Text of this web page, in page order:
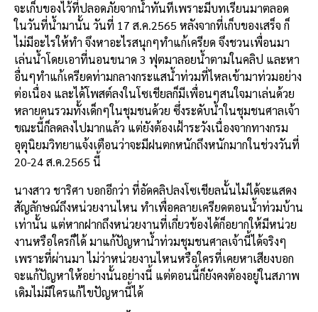
จะเก็บของไว้ที่ปลอดภัยจากน้ำทันทีเพราะมีบทเรียนมาตลอด
ในวันที่น้ำมานั้น วันที่ 17 ส.ค.2565 หลังจากที่เก็บของเสร็จ ก็
ไม่มีอะไรให้ทำ จึงหาอะไรสนุกๆทำแก้เครียด จึงชวนเพื่อนมา
เล่นน้ำโดยเอาที่นอนขนาด 3 ฟุตมาลอยน้ำตามในคลิป และหา
อื่นๆทำแก้เครียดท่ามกลางกระแสน้ำท่วมที่ไหลเข้ามาท่วมอย่าง
ต่อเนื่อง และได้โพสต์ลงในโซเชียลก็มีเพื่อนๆสนใจมาเล่นด้วย
หลายคนรวมทั้งเด็กๆในชุมชนด้วย ซึ่งระดับน้ำในชุมชนศาลเจ้า
ขณะนี้ก็ลดลงไปมากแล้ว แต่ยังต้องเฝ้าระวังเนื่องจากทางกรม
อุตุนิยมวิทยาแจ้งเตือนว่าจะมีฝนตกหนักถึงหนักมากในช่วงวันที่
20-24 ส.ค.2565 นี้
นางสาว ชาริศา บอกอีกว่า ที่อัดคลิปลงโซเชียลนั้นไม่ได้จะแสดง
สัญลักษณ์ถึงหน่วยงานไหน ทำเพื่อคลายเครียดตอนน้ำท่วมบ้าน
เท่านั้น แต่หากฝากถึงหน่วยงานที่เกี่ยวข้องได้ก็อยากให้มีหน่วย
งานหรือใครก็ได้ มาแก้ปัญหาน้ำท่วมชุมชนศาลเจ้านี้ได้จริงๆ
เพราะที่ผ่านมา ไม่ว่าหน่วยงานไหนหรือใครที่เคยหาเสียงบอก
จะแก้ปัญหาให้อย่างนั้นอย่างนี้ แต่ตอนนี้ก็ยังคงต้องอยู่ในสภาพ
เดิมไม่มีใครแก้ไขปัญหานี้ได้